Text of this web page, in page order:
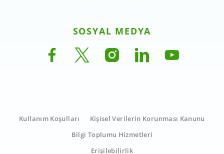
SOSYAL MEDYA
Kullanım Koşulları
Kişisel Verilerin Korunması Kanunu
Bilgi Toplumu Hizmetleri
Erişilebilirlik